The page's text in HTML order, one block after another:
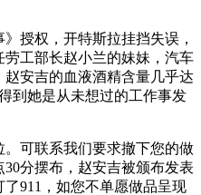
授权，开特斯拉挂挡失误，
工部长赵小兰的妹妹，汽车
安吉的血液酒精含量几乎达
到她是从未想过的工作事发
可联系我们要求撤下您的做
分摆布，赵安吉被颁布发表
911，如您不单愿做品呈现